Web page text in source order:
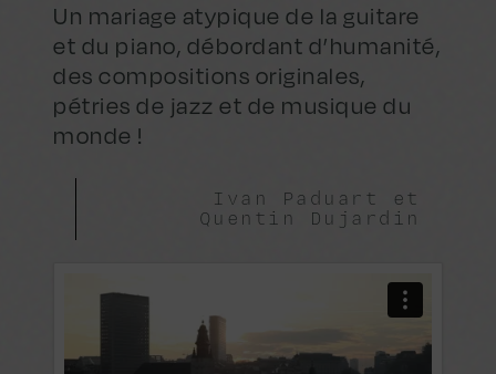
Un mariage atypique de la guitare
et du piano, débordant d’humanité,
des compositions originales,
pétries de jazz et de musique du
monde !
Ivan Paduart et
Quentin Dujardin